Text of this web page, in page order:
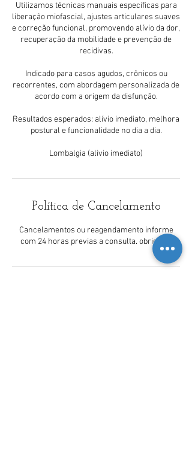
Utilizamos técnicas manuais específicas para
liberação miofascial, ajustes articulares suaves
e correção funcional, promovendo alívio da dor,
recuperação da mobilidade e prevenção de
recidivas.
Indicado para casos agudos, crônicos ou
recorrentes, com abordagem personalizada de
acordo com a origem da disfunção.
Resultados esperados: alívio imediato, melhora
postural e funcionalidade no dia a dia.
Lombalgia (alivio imediato)
Política de Cancelamento
Cancelamentos ou reagendamento informe
com 24 horas previas a consulta. obrigado!